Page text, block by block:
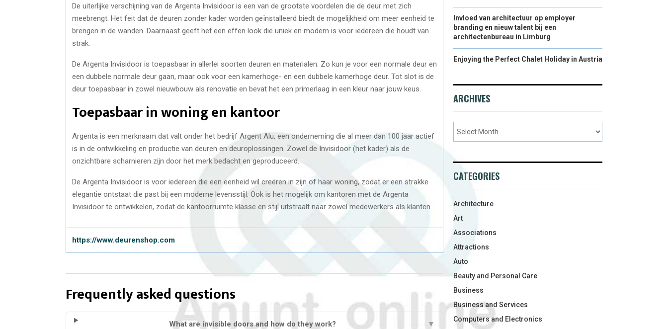
De uiterlijke verschijning van de Argenta Invisidoor is een van de grootste voordelen die de deur met zich
meebrengt. Het feit dat de deuren zonder kader worden geïnstalleerd biedt de mogelijkheid om meer eenheid te
brengen in de wanden. Daarnaast geeft het een effen look die uniek en modern is voor iedereen die houdt van
strak.
De Argenta Invisidoor is toepasbaar in allerlei soorten deuren en materialen. Zo kun je voor een normale deur en
een dubbele normale deur gaan, maar ook voor een kamerhoge- en een dubbele kamerhoge deur. Tot slot is de
deur toepasbaar in zowel nieuwbouw als renovatie en bevat het een primerlaag in een kleur naar jouw keus.
Toepasbaar in woning en kantoor
Argenta is een merknaam dat valt onder het bedrijf Argent Alu, een onderneming die al meer dan 100 jaar actief
is in de ontwikkeling en productie van deuren en deuroplossingen. Zowel de Invisidoor (het kader) als de
onzichtbare scharnieren zijn door het merk bedacht en geproduceerd.
De Argenta Invisidoor is voor iedereen die een eenheid wil creëren in zijn of haar woning, zodat er een strakke
elegantie ontstaat die past bij een moderne levensstijl. Ook is het mogelijk om kantoren met de Argenta
Invisidoor te ontwikkelen, zodat de kantoorruimte klasse en stijl uitstraalt naar zowel medewerkers als klanten.
https://www.deurenshop.com
Frequently asked questions
What are invisible doors and how do they work? ▼
Invloed van architectuur op employer
branding en nieuw talent bij een
architectenbureau in Limburg
Enjoying the Perfect Chalet Holiday in Austria
ARCHIVES
CATEGORIES
Architecture
Art
Associations
Attractions
Auto
Beauty and Personal Care
Business
Business and Services
Computers and Electronics